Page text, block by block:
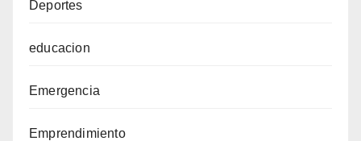
Deportes
educacion
Emergencia
Emprendimiento